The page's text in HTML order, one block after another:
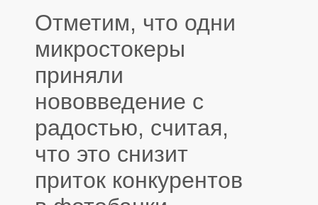
Отметим, что одни
микростокеры
приняли
нововведение с
радостью, считая,
что это снизит
приток конкурентов